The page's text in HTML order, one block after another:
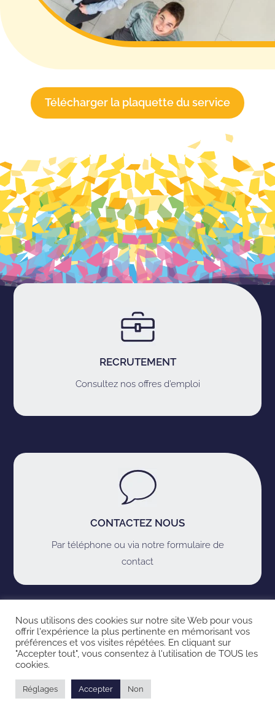
Télécharger la plaquette du service
RECRUTEMENT
Consultez nos offres d’emploi
CONTACTEZ NOUS
Par téléphone ou via notre formulaire de
contact
LIENS IMPORTANTS
Accueil
Mentions Légales
Nous utilisons des cookies sur notre site Web pour vous
offrir l'expérience la plus pertinente en mémorisant vos
préférences et vos visites répétées. En cliquant sur
"Accepter tout", vous consentez à l'utilisation de TOUS les
cookies.
Réglages Accepter Non